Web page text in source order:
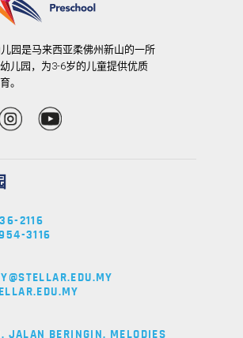
园是马来西亚柔佛州新山的一所
儿园，为3-6岁的儿童提供优质
。
2116
3116
JALAN BERINGIN, MELODIES